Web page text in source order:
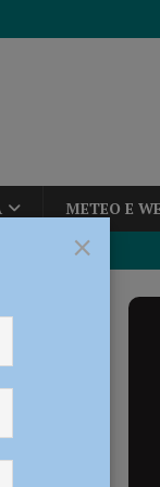
METEO E
×